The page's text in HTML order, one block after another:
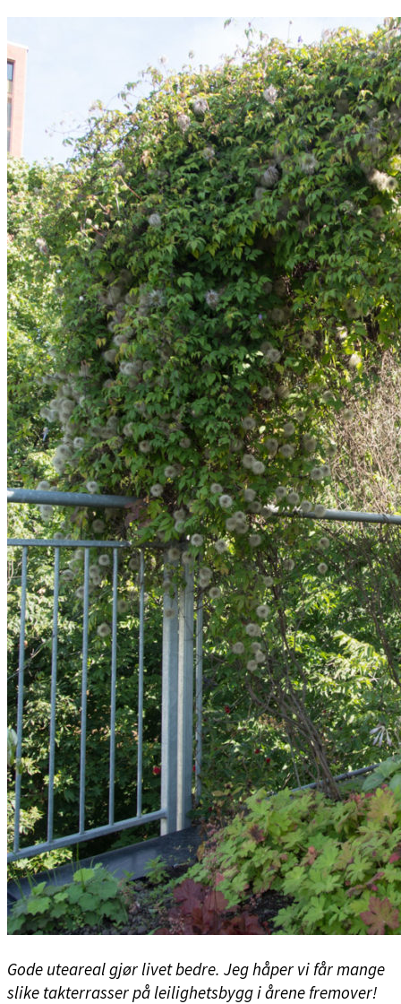
Gode uteareal gjør livet bedre. Jeg håper vi får mange
slike takterrasser på leilighetsbygg i årene fremover!